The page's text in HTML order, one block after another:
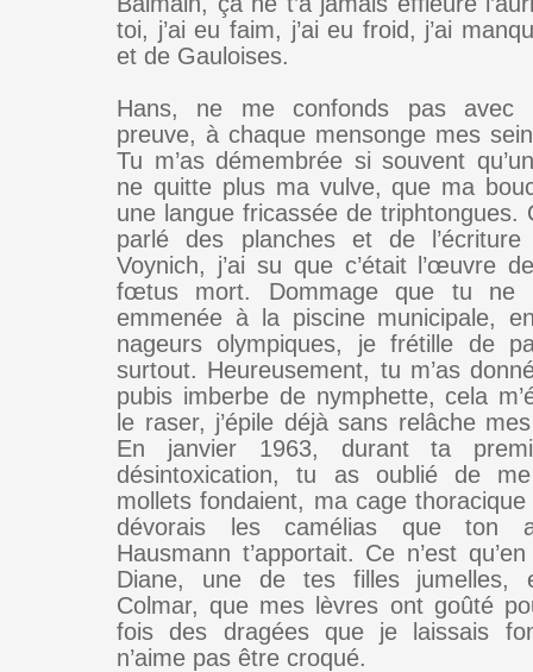
toi, j’ai eu faim, j’ai eu froid, j’ai
et de Gauloises.
Hans, ne me confonds pas avec
preuve, à chaque mensonge mes
Tu m’as démembrée si souvent
ne quitte plus ma vulve, que ma
une langue fricassée de triphtongues.
parlé des planches et de
Voynich, j’ai su que c’était l’œuvre
fœtus mort. Dommage que tu ne
emmenée à la piscine municipale,
nageurs olympiques, je frétille de
surtout. Heureusement, tu m’as
pubis imberbe de nymphette, cela
le raser, j’épile déjà sans relâche
En janvier 1963, durant ta
désintoxication, tu as oublié de
mollets fondaient, ma cage
dévorais les camélias que ton
Hausmann t’apportait. Ce n’est
Diane, une de tes filles jumelles,
Colmar, que mes lèvres ont goûté
fois des dragées que je laissais
n’aime pas être croqué.